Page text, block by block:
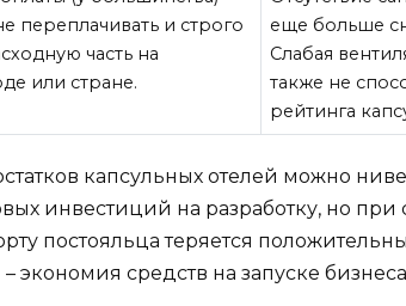
переплачивать и строго
часть на
или стране.
еще больше
Слабая
также не
рейтинга
капсульных отелей можно
инвестиций на разработку, но
постояльца теряется
экономия средств на запуске